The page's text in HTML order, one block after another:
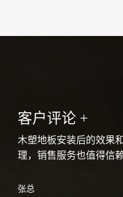
客户评论 +
木塑地板安装后的效果
理，销售服务也值得信赖
张总